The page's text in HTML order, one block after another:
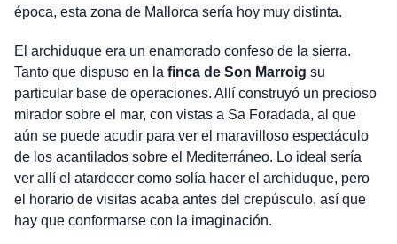
época, esta zona de Mallorca sería hoy muy distinta.
El archiduque era un enamorado confeso de la sierra.
Tanto que dispuso en la finca de Son Marroig su
particular base de operaciones. Allí construyó un precioso
mirador sobre el mar, con vistas a Sa Foradada, al que
aún se puede acudir para ver el maravilloso espectáculo
de los acantilados sobre el Mediterráneo. Lo ideal sería
ver allí el atardecer como solía hacer el archiduque, pero
el horario de visitas acaba antes del crepúsculo, así que
hay que conformarse con la imaginación.